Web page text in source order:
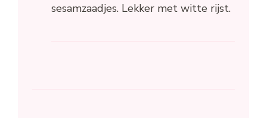
sesamzaadjes. Lekker met witte rijst.